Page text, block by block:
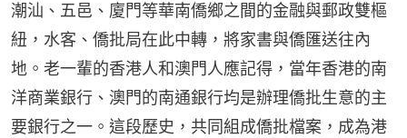
潮汕、五邑、廈門等華南僑鄉之間的金融與郵政雙樞
紐，水客、僑批局在此中轉，將家書與僑匯送往內
地。老一輩的香港人和澳門人應記得，當年香港的南
洋商業銀行、澳門的南通銀行均是辦理僑批生意的主
要銀行之一。這段歷史，共同組成僑批檔案，成為港